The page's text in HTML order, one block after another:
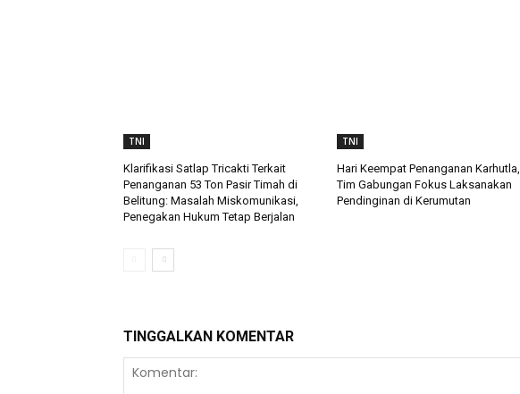
TNI
Klarifikasi Satlap Tricakti Terkait
Penanganan 53 Ton Pasir Timah di
Belitung: Masalah Miskomunikasi,
Penegakan Hukum Tetap Berjalan
TNI
Hari Keempat Penanganan Karhutla,
Tim Gabungan Fokus Laksanakan
Pendinginan di Kerumutan
TINGGALKAN KOMENTAR